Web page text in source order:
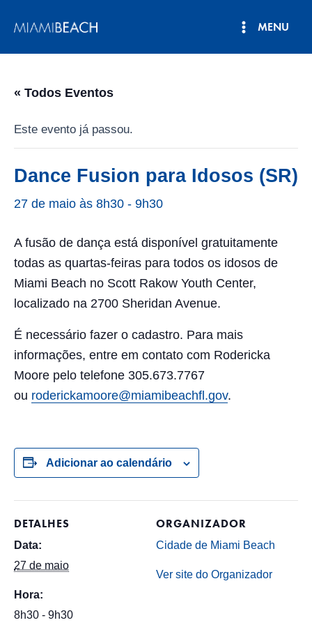
para
MENU
« Todos Eventos
Este evento já passou.
Dance Fusion para Idosos (SR)
27 de maio às 8h30 - 9h30
A fusão de dança está disponível gratuitamente
todas as quartas-feiras para todos os idosos de
Miami Beach no Scott Rakow Youth Center,
localizado na 2700 Sheridan Avenue.
É necessário fazer o cadastro. Para mais
informações, entre em contato com Rodericka
Moore pelo telefone 305.673.7767
ou roderickamoore@miamibeachfl.gov.
Adicionar ao calendário
DETALHES
Data:
27 de maio
Hora:
8h30 - 9h30
ORGANIZADOR
Cidade de Miami Beach
Ver site do Organizador